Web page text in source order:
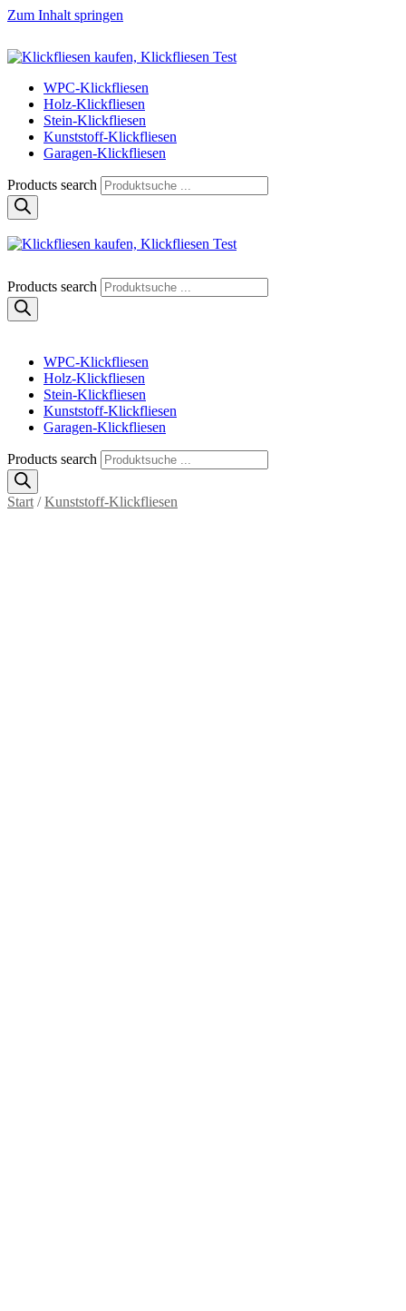
Zum Inhalt springen
Klickfliese | klick-klick-fertig
Klickfliesen online kaufen
WPC-Klickfliesen
Holz-Klickfliesen
Stein-Klickfliesen
Kunststoff-Klickfliesen
Garagen-Klickfliesen
Products search
Klickfliese | klick-klick-fertig
Klickfliesen online kaufen
Products search
WPC-Klickfliesen
Holz-Klickfliesen
Stein-Klickfliesen
Kunststoff-Klickfliesen
Garagen-Klickfliesen
Products search
Start /Kunststoff-Klickfliesen